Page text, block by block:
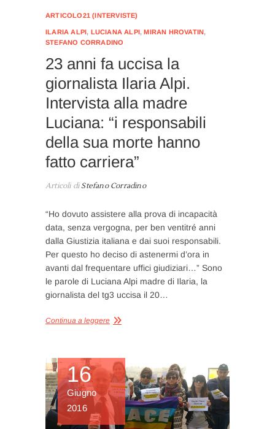
ARTICOLO21 (INTERVISTE)
ILARIA ALPI, LUCIANA ALPI,MIRAN HROVATIN,
STEFANO CORRADINO
23 anni fa uccisa la
giornalista Ilaria Alpi.
Intervista alla madre
Luciana: “i responsabili
della sua morte hanno
fatto carriera”
Articoli diStefano Corradino
“Ho dovuto assistere alla prova di incapacità
data, senza vergogna, per ben ventitré anni
dalla Giustizia italiana e dai suoi responsabili.
Per questo ho deciso di astenermi d’ora in
avanti dal frequentare uffici giudiziari…” Sono
le parole di Luciana Alpi madre di Ilaria, la
giornalista del tg3 uccisa il 20…
Continua a leggere
16
Giugno
2016